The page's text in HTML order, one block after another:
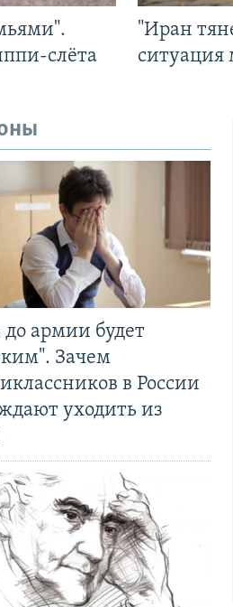
слёта
"Иран
до армии будет
Зачем
в России
уходить из